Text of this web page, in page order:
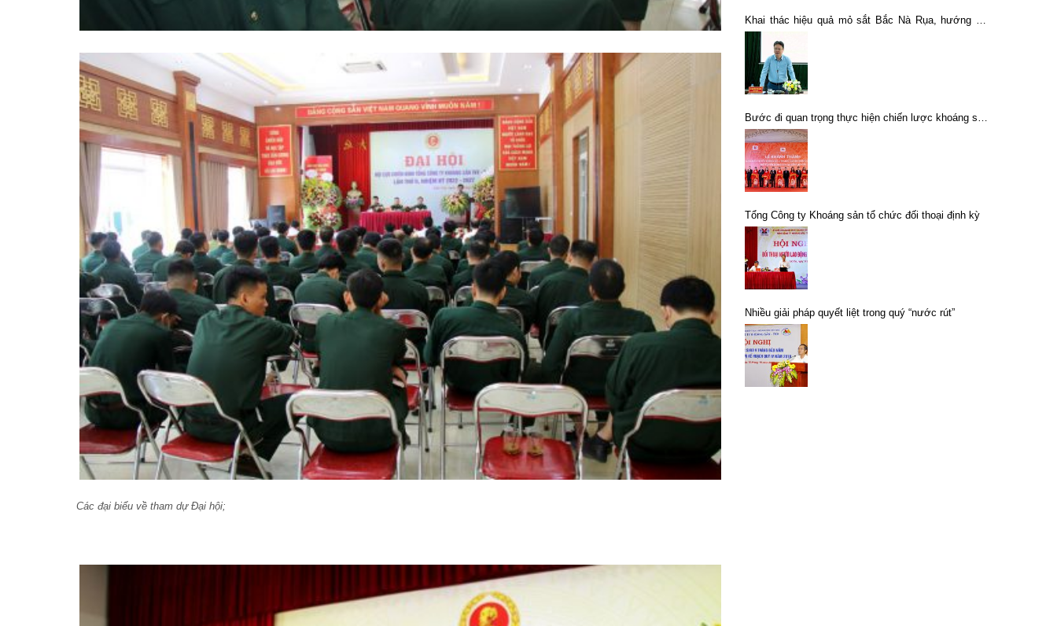
Các đại biểu về tham dự Đại hội;
Khai thác hiệu quả mỏ sắt Bắc Nà Rụa, hướng tới
chế biến sâu phôi thép
Bước đi quan trọng thực hiện chiến lược khoáng sản
đến năm 2020, tầm nhìn 2030…
Tổng Công ty Khoáng sản tổ chức đối thoại định kỳ
Nhiều giải pháp quyết liệt trong quý “nước rút”